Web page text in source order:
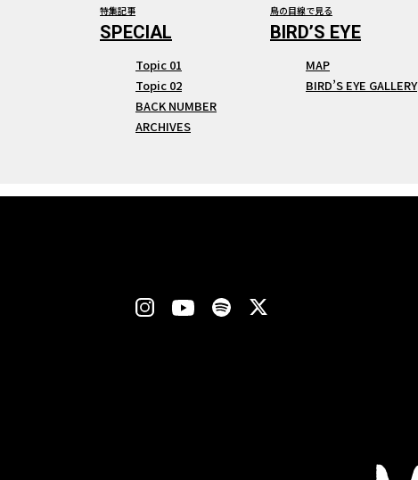
特集記事
Topic 01
Topic 02
BACK NUMBER
ARCHIVES
鳥の目線で見る
MAP
BIRD’S EYE GALLERY